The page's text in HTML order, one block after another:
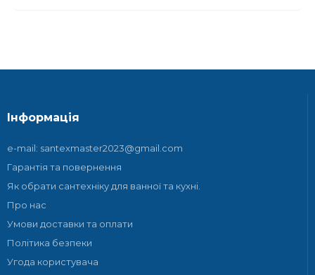
Інформація
e-mail: santexmaster2023@gmail.com
Гарантія та повернення
Як обрати сантехніку для ванної та кухні.
Про нас
Умови доставки та оплати
Політика безпеки
Угода користувача